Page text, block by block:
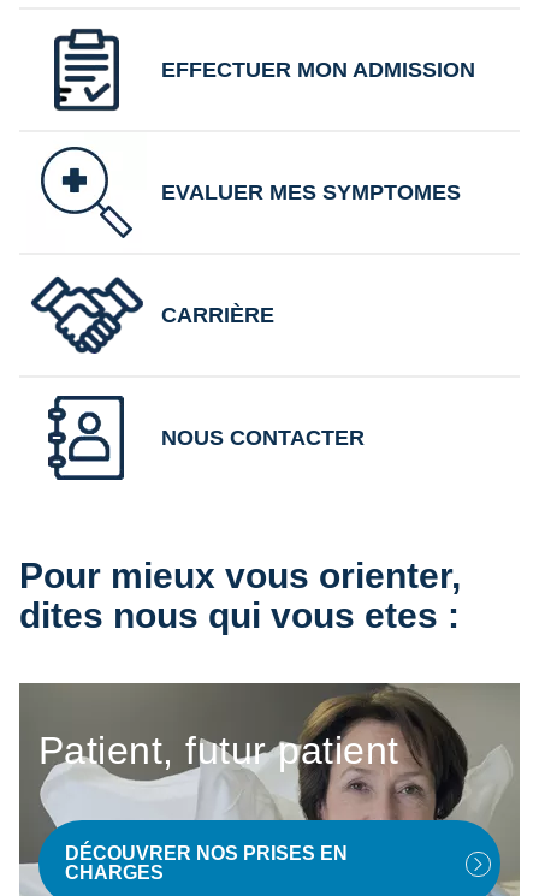
EFFECTUER MON ADMISSION
EVALUER MES SYMPTOMES
CARRIÈRE
NOUS CONTACTER
Pour mieux vous orienter,
dites nous qui vous etes :
Patient, futur patient
DÉCOUVRER NOS PRISES EN
CHARGES